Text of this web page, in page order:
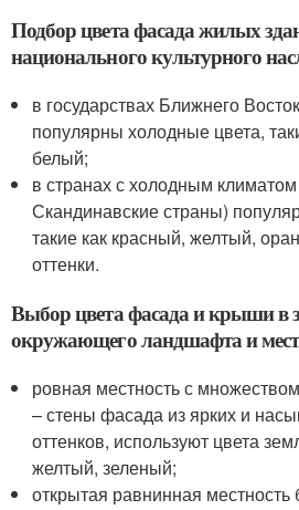
Подбор цвета фасада жилых
национального культурного
в государствах Ближнего
популярны холодные цвета,
белый;
в странах с холодным
Скандинавские страны)
такие как красный, желтый,
оттенки.
Выбор цвета фасада и крыши в
окружающего ландшафта и
ровная местность с
– стены фасада из ярких и
оттенков, используют цвета
желтый, зеленый;
открытая равнинная